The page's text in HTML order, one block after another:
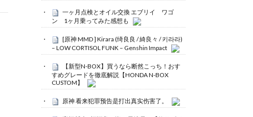
一ヶ月点検とオイル交換 エブリイ ワゴ
ン 1ヶ月乗ってみた感想も
[原神 MMD ] Kirara (绮良良 / 綺良々 / 키라라)
– LOW CORTISOL FUNK – Genshin Impact
【新型N-BOX】買うなら断然こっち！おす
すめグレードを徹底解説【HONDA N-BOX
CUSTOM】
原神 看来犯罪预告是打出真实伤害了。